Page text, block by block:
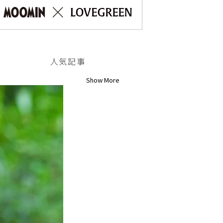
人気記事
Show More